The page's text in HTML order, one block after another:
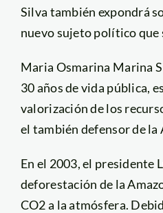
Silva también expondrá
nuevo sujeto político que
Maria Osmarina Marina
30 años de vida pública,
valorización de los
el también defensor de la
En el 2003, el presidente
deforestación de la
CO2 a la atmósfera.